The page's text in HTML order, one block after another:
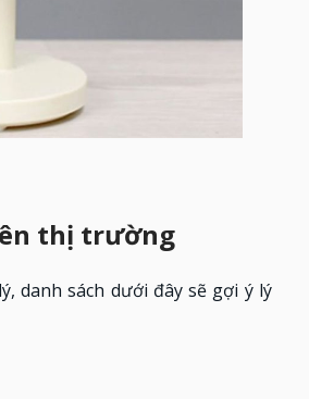
thị trường
danh sách dưới đây sẽ gợi ý lý